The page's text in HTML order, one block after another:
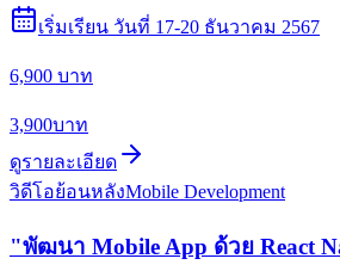
เริ่มเรียน วันที่ 17-20 ธันวาคม 2567
6,900 บาท
3,900บาท
ดูรายละเอียด
วิดีโอย้อนหลังMobile Development
"พัฒนา Mobile App ด้วย React